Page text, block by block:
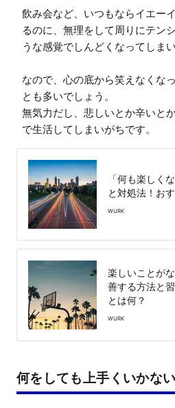
飲み会など、いつもならイエー
るのに、無理をして周りにテン
うな感覚でしんどくなってしまい
なので、心の底から笑えなくな
とも多いでしょう。
無気力だし、悲しいとか辛いと
で生活してしまいがちです。
「何も楽しく
と対処法！お
WURK
楽しいことが
善する方法と
とは何？
WURK
何をしても上手くいかない